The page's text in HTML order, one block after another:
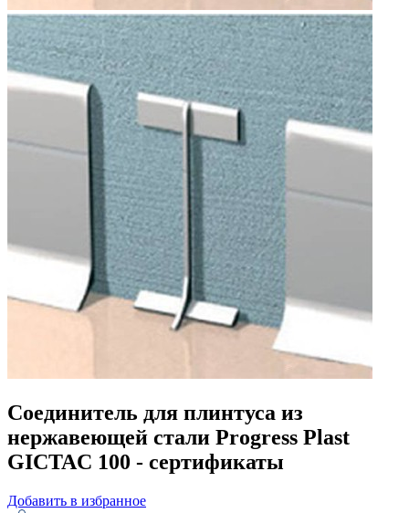
Соединитель для плинтуса из
нержавеющей стали Progress Plast
GICTAC 100 - сертификаты
Добавить в избранное